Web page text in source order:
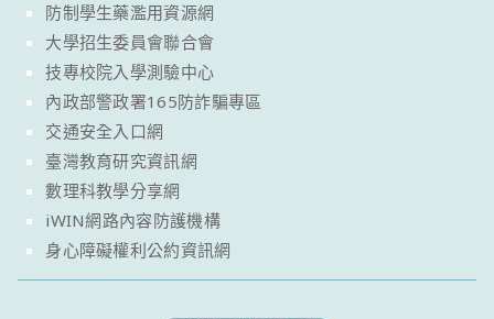
防制學生藥濫用資源網
大學招生委員會聯合會
技專校院入學測驗中心
內政部警政署165防詐騙專區
交通安全入口網
臺灣教育研究資訊網
數理科教學分享網
iWIN網路內容防護機構
身心障礙權利公約資訊網